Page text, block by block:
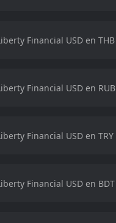
Financial USD en THB
Financial USD en RUB
Financial USD en TRY
Financial USD en BDT